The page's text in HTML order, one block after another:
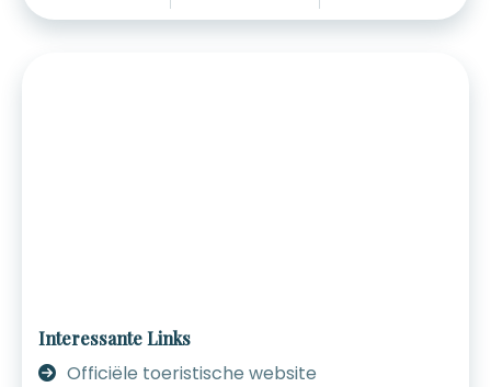
Interessante Links
Officiële toeristische website